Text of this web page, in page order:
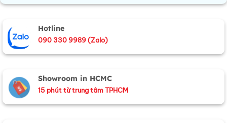
Hotline
090 330 9989 (Zalo)
Showroom in HCMC
15 phút từ trung tâm TPHCM